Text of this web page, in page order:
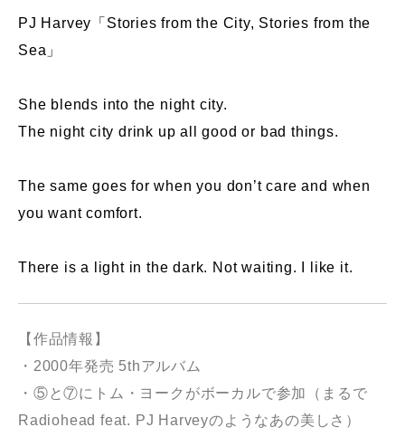
PJ Harvey「Stories from the City, Stories from the
Sea」
She blends into the night city.
The night city drink up all good or bad things.
The same goes for when you don’t care and when
you want comfort.
There is a light in the dark. Not waiting. I like it.
【作品情報】
・2000年発売 5thアルバム
・⑤と⑦にトム・ヨークがボーカルで参加（まるで
Radiohead feat. PJ Harveyのようなあの美しさ）